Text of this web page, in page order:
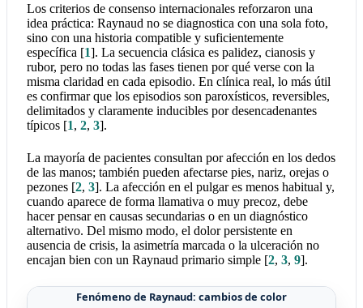
Los criterios de consenso internacionales reforzaron una
idea práctica: Raynaud no se diagnostica con una sola foto,
sino con una historia compatible y suficientemente
específica [1]. La secuencia clásica es palidez, cianosis y
rubor, pero no todas las fases tienen por qué verse con la
misma claridad en cada episodio. En clínica real, lo más útil
es confirmar que los episodios son paroxísticos, reversibles,
delimitados y claramente inducibles por desencadenantes
típicos [1, 2, 3].
La mayoría de pacientes consultan por afección en los dedos
de las manos; también pueden afectarse pies, nariz, orejas o
pezones [2, 3]. La afección en el pulgar es menos habitual y,
cuando aparece de forma llamativa o muy precoz, debe
hacer pensar en causas secundarias o en un diagnóstico
alternativo. Del mismo modo, el dolor persistente en
ausencia de crisis, la asimetría marcada o la ulceración no
encajan bien con un Raynaud primario simple [2, 3, 9].